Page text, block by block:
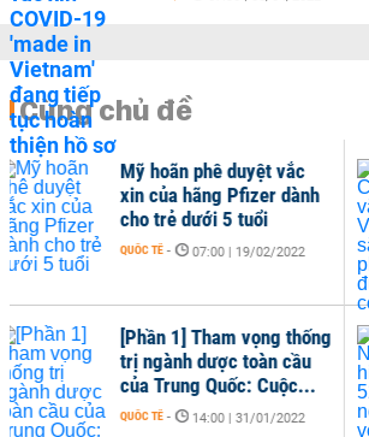
Cùng chủ đề
Nano Covax và vắc xin
của Vingroup sắp được
phê duyệt, đứng trước
cơ...
Vắc xin Nano Covax hiệu
quả 52,1%, ngăn ngừa tử
vong 100%
THỜI SỰ - 07:00 | 30/12/2021